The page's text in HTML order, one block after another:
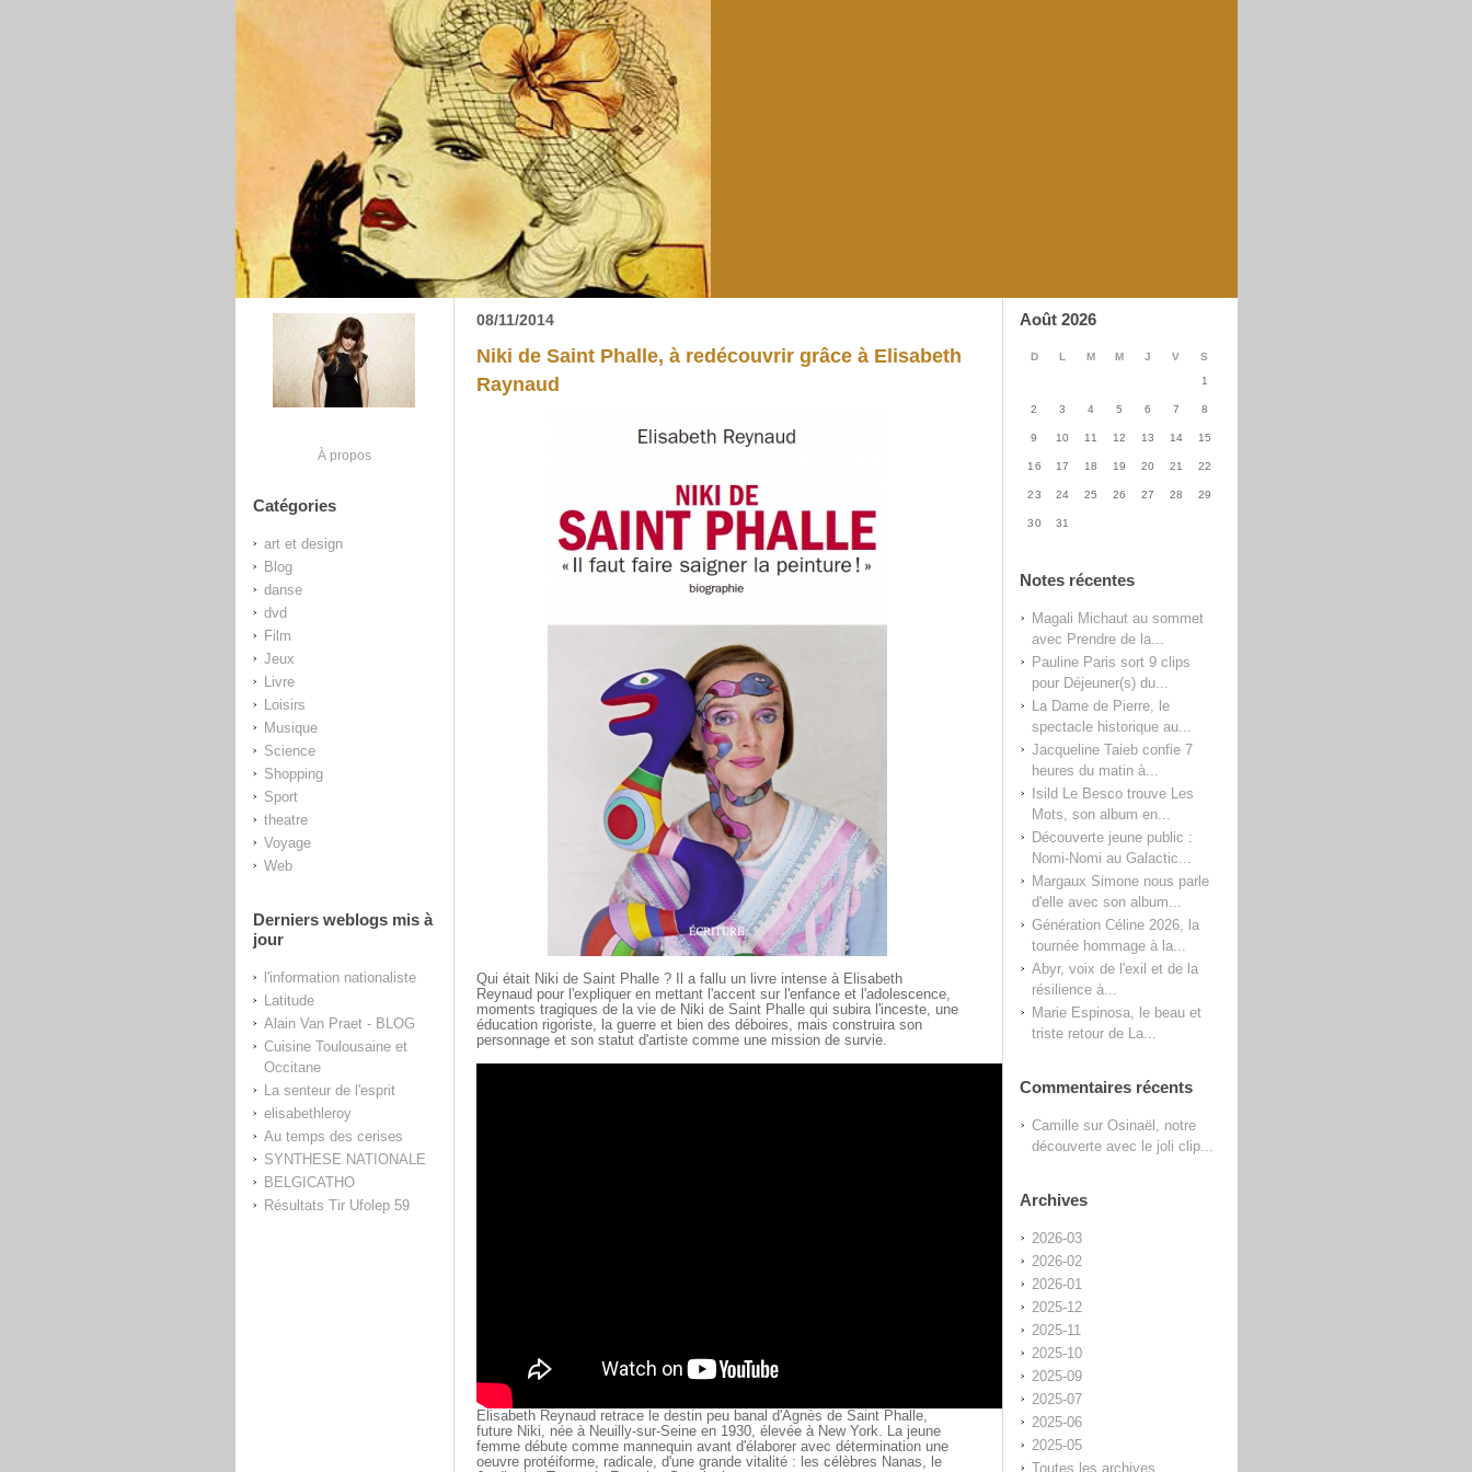
À propos
Catégories
art et design
Blog
danse
dvd
Film
Jeux
Livre
Loisirs
Musique
Science
Shopping
Sport
theatre
Voyage
Web
Derniers weblogs mis à
jour
l'information nationaliste
Latitude
Alain Van Praet - BLOG
Cuisine Toulousaine et
Occitane
La senteur de l'esprit
elisabethleroy
Au temps des cerises
SYNTHESE NATIONALE
BELGICATHO
Résultats Tir Ufolep 59
Août 2026
D L M M J V
S
1
2 3 4 5 6 7 8
9 10 11 12 13 14 15
16 17 18 19 20 21 22
23 24 25 26 27 28 29
30 31
Notes récentes
Magali Michaut au sommet
avec Prendre de la...
Pauline Paris sort 9 clips
pour Déjeuner(s) du...
La Dame de Pierre, le
spectacle historique au...
Jacqueline Taieb confie 7
heures du matin à...
Isild Le Besco trouve Les
Mots, son album en...
Découverte jeune public :
Nomi-Nomi au Galactic...
Margaux Simone nous parle
d'elle avec son album...
Génération Céline 2026, la
tournée hommage à la...
Abyr, voix de l'exil et de la
résilience à...
Marie Espinosa, le beau et
triste retour de La...
Commentaires récents
Camillesur Osinaël, notre
découverte avec le joli clip...
Archives
2026-03
2026-02
2026-01
2025-12
2025-11
2025-10
2025-09
2025-07
2025-06
2025-05
Toutes les archives
08/11/2014
Niki de Saint Phalle, à redécouvrir grâce à Elisabeth
Raynaud
Qui était Niki de Saint Phalle ? Il a fallu un livre intense à Elisabeth
Reynaud pour l'expliquer en mettant l'accent sur l'enfance et l'adolescence,
moments tragiques de la vie de Niki de Saint Phalle qui subira l'inceste, une
éducation rigoriste, la guerre et bien des déboires, mais construira son
personnage et son statut d'artiste comme une mission de survie.
Élisabeth Reynaud retrace le destin peu banal d'Agnès de Saint Phalle,
future Niki, née à Neuilly-sur-Seine en 1930, élevée à New York. La jeune
femme débute comme mannequin avant d'élaborer avec détermination une
oeuvre protéiforme, radicale, d'une grande vitalité : les célèbres Nanas, le